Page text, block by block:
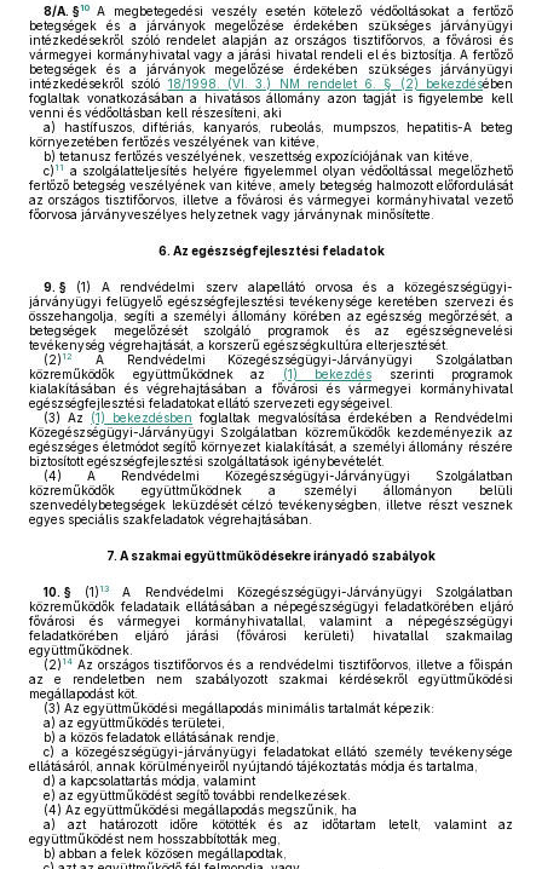
8/A. §10
A megbetegedési veszély esetén kötelező védőoltásokat a fertőző
betegségek és a járványok megelőzése érdekében szükséges járványügyi
intézkedésekről szóló rendelet alapján az országos tisztifőorvos, a fővárosi és
vármegyei kormányhivatal vagy a járási hivatal rendeli el és biztosítja. A fertőző
betegségek és a járványok megelőzése érdekében szükséges járványügyi
intézkedésekről szóló 18/1998. (VI. 3.) NM rendelet 6. § (2) bekezdésében
foglaltak vonatkozásában a hivatásos állomány azon tagját is figyelembe kell
venni és védőoltásban kell részesíteni, aki
a) hastífuszos, diftériás, kanyarós, rubeolás, mumpszos, hepatitis-A beteg
környezetében fertőzés veszélyének van kitéve,
b) tetanusz fertőzés veszélyének, veszettség expozíciójának van kitéve,
c) 11
a szolgálatteljesítés helyére figyelemmel olyan védőoltással megelőzhető
fertőző betegség veszélyének van kitéve, amely betegség halmozott előfordulását
az országos tisztifőorvos, illetve a fővárosi és vármegyei kormányhivatal vezető
főorvosa járványveszélyes helyzetnek vagy járványnak minősítette.
6. Az egészségfejlesztési feladatok
9. § (1)
A rendvédelmi szerv alapellátó orvosa és a közegészségügyi-
járványügyi felügyelő egészségfejlesztési tevékenysége keretében szervezi és
összehangolja, segíti a személyi állomány körében az egészség megőrzését, a
betegségek megelőzését szolgáló programok és az egészségnevelési
tevékenység végrehajtását, a korszerű egészségkultúra elterjesztését.
(2) 12
A Rendvédelmi Közegészségügyi-Járványügyi Szolgálatban
közreműködők együttműködnek az
(1) bekezdés szerinti programok
kialakításában és végrehajtásában a fővárosi és vármegyei kormányhivatal
egészségfejlesztési feladatokat ellátó szervezeti egységeivel.
(3) Az (1) bekezdésben foglaltak megvalósítása érdekében a Rendvédelmi
Közegészségügyi-Járványügyi Szolgálatban közreműködők kezdeményezik az
egészséges életmódot segítő környezet kialakítását, a személyi állomány részére
biztosított egészségfejlesztési szolgáltatások igénybevételét.
(4) A Rendvédelmi Közegészségügyi-Járványügyi Szolgálatban
közreműködők együttműködnek a személyi állományon belüli
szenvedélybetegségek leküzdését célzó tevékenységben, illetve részt vesznek
egyes speciális szakfeladatok végrehajtásában.
7. A szakmai együttműködésekre irányadó szabályok
10. § (1) 13
A Rendvédelmi Közegészségügyi-Járványügyi Szolgálatban
közreműködők feladataik ellátásában a népegészségügyi feladatkörében eljáró
fővárosi és vármegyei kormányhivatallal, valamint a népegészségügyi
feladatkörében eljáró járási (fővárosi kerületi) hivatallal szakmailag
együttműködnek.
(2) 14 Az országos tisztifőorvos és a rendvédelmi tisztifőorvos, illetve a főispán
az e rendeletben nem szabályozott szakmai kérdésekről együttműködési
megállapodást köt.
(3) Az együttműködési megállapodás minimális tartalmát képezik:
a) az együttműködés területei,
b) a közös feladatok ellátásának rendje,
c) a közegészségügyi-járványügyi feladatokat ellátó személy tevékenysége
ellátásáról, annak körülményeiről nyújtandó tájékoztatás módja és tartalma,
d) a kapcsolattartás módja, valamint
e) az együttműködést segítő további rendelkezések.
(4) Az együttműködési megállapodás megszűnik, ha
a) azt határozott időre kötötték és az időtartam letelt, valamint az
együttműködést nem hosszabbították meg,
b) abban a felek közösen megállapodtak,